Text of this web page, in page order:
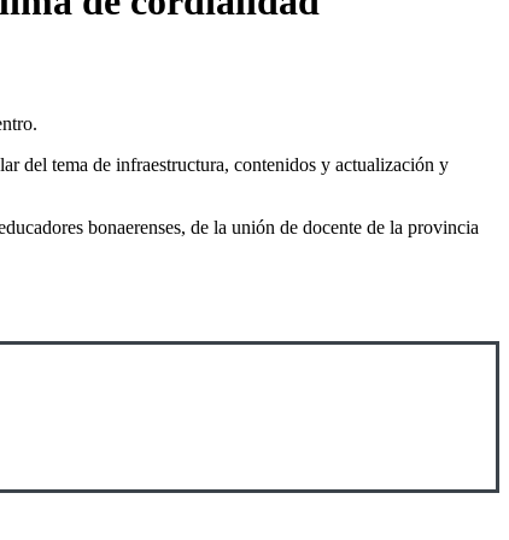
del tema de infraestructura, contenidos y actualización y
bonaerenses, de la unión de docente de la provincia